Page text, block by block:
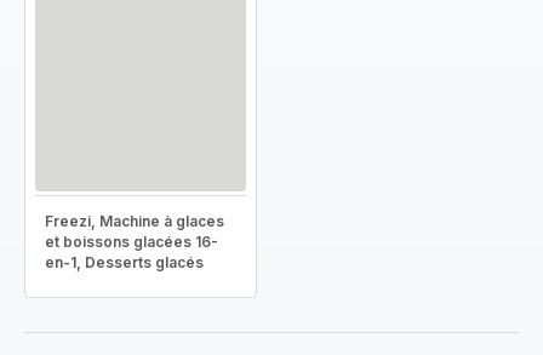
Freezi, Machine à glaces
et boissons glacées 16-
en-1, Desserts glacés